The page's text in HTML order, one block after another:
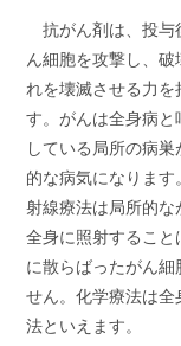
抗がん剤は、投与
ん細胞を攻撃し、
れを壊滅させる力
す。がんは全身病
している局所の病
的な病気になりま
射線療法は局所的
全身に照射するこ
に散らばったがん
せん。化学療法は
法といえます。